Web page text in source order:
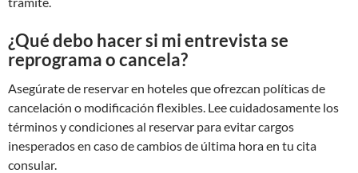
¿Qué debo hacer si mi entrevista se
reprograma o cancela?
Asegúrate de reservar en hoteles que ofrezcan políticas de
cancelación o modificación flexibles. Lee cuidadosamente los
términos y condiciones al reservar para evitar cargos
inesperados en caso de cambios de última hora en tu cita
consular.